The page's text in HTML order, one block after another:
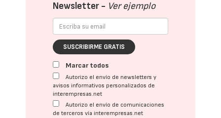
Newsletter - Ver ejemplo
SUSCRIBIRME GRATIS
Marcar todos
Autorizo el envío de newsletters y
avisos informativos personalizados de
interempresas.net
Autorizo el envío de comunicaciones
de terceros vía interempresas.net